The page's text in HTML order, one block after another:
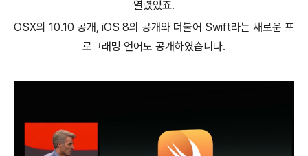
열렸었죠.
OSX의 10.10 공개, iOS 8의 공개와 더불어 Swift라는 새로운 프
로그래밍 언어도 공개하였습니다.